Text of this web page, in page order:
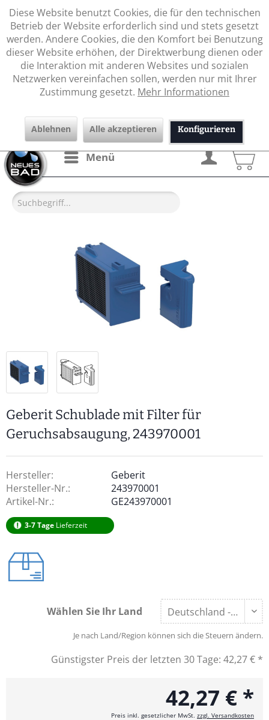
Menü
Geberit Schublade mit Filter für
Geruchsabsaugung, 243970001
Hersteller:
Geberit
Hersteller-Nr.:
243970001
Artikel-Nr.:
GE243970001
3-7 Tage Lieferzeit
Wählen Sie Ihr Land
Je nach Land/Region können sich die Steuern ändern.
Günstigster Preis der letzten 30 Tage: 42,27 € *
42,27 € *
Preis inkl. gesetzlicher MwSt. zzgl. Versandkosten
Diese Website benutzt Cookies, die für den technischen
Betrieb der Website erforderlich sind und stets gesetzt
werden. Andere Cookies, die den Komfort bei Benutzung
dieser Website erhöhen, der Direktwerbung dienen oder
die Interaktion mit anderen Websites und sozialen
Netzwerken vereinfachen sollen, werden nur mit Ihrer
Zustimmung gesetzt. Mehr Informationen
Ablehnen Alle akzeptieren Konfigurieren